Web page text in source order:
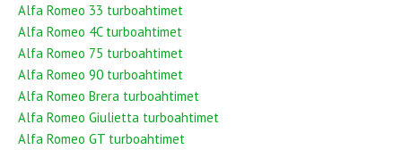
Alfa Romeo 33 turboahtimet
Alfa Romeo 4C turboahtimet
Alfa Romeo 75 turboahtimet
Alfa Romeo 90 turboahtimet
Alfa Romeo Brera turboahtimet
Alfa Romeo Giulietta turboahtimet
Alfa Romeo GT turboahtimet